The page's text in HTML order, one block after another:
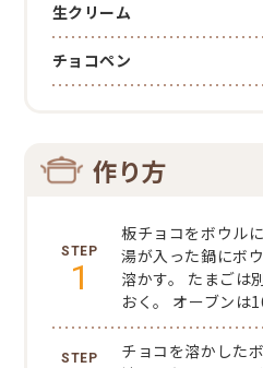
生クリーム
チョコペン
作り方
1
板チョコをボウル
湯が入った鍋にボ
溶かす。
たまごは
おく。
オーブンは
チョコを溶かした